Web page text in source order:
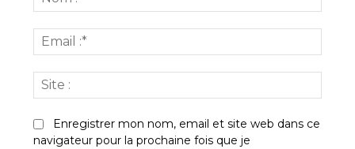
:*
:*
:
Enregistrer mon nom, email et site web dans ce
navigateur pour la prochaine fois que je